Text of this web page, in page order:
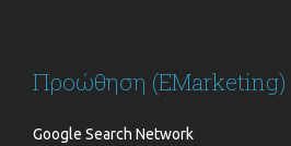
Προώθηση (EMarketing)
Google Search Network